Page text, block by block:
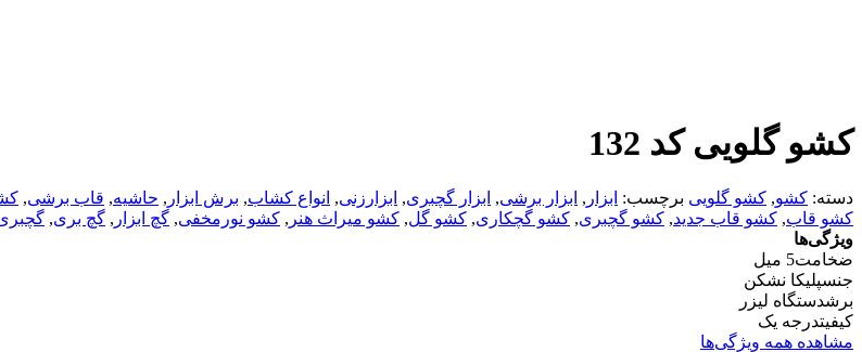
کشو گلویی کد 132
دسته: کشو, کشو گلویی برچسب: ابزار , ابزار برشی, ابزار گچبری, ابزارزنی, انواع کشاب, برش ابزار , حاشیه, قاب برشی,
کشو قاب, کشو قاب جدید, کشو گچبری, کشو گچکاری, کشو گل, کشو میراث هنر , کشو نورمخفی, گچ ابزار , گچ بری,
ویژگی‌ها
ضخامت5 میل
جنسپلیکا نشکن
برشدستگاه لیزر
کیفیتدرجه یک
مشاهده همه ویژگی‌ها